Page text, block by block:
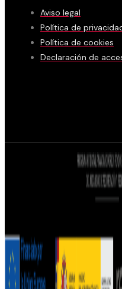
Aviso legal
Política de
Política de cookies
Declaración de